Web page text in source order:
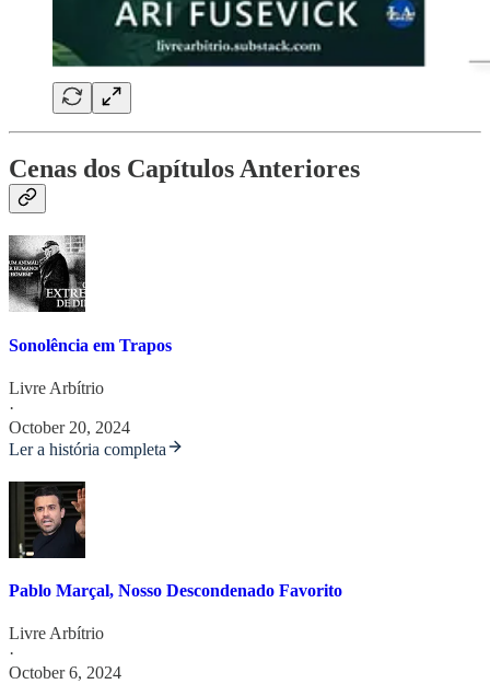
Cenas dos Capítulos Anteriores
Sonolência em Trapos
Livre Arbítrio
·
October 20, 2024
Ler a história completa
Pablo Marçal, Nosso Descondenado Favorito
Livre Arbítrio
·
October 6, 2024